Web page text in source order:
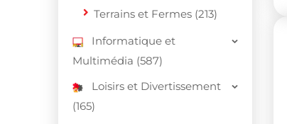
Terrains et Fermes (213)
Informatique et
Multimédia (587)
Loisirs et Divertissement
(165)